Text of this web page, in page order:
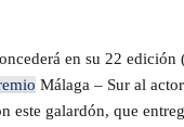
en su 22 edición
Málaga – Sur al actor
este galardón, que